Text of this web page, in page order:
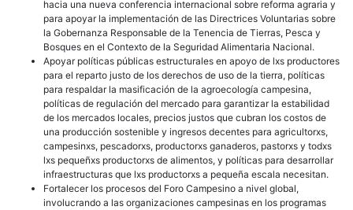
hacia una nueva conferencia internacional sobre reforma agraria y
para apoyar la implementación de las Directrices Voluntarias sobre
la Gobernanza Responsable de la Tenencia de Tierras, Pesca y
Bosques en el Contexto de la Seguridad Alimentaria Nacional.
Apoyar políticas públicas estructurales en apoyo de lxs productores
para el reparto justo de los derechos de uso de la tierra, políticas
para respaldar la masificación de la agroecología campesina,
políticas de regulación del mercado para garantizar la estabilidad
de los mercados locales, precios justos que cubran los costos de
una producción sostenible y ingresos decentes para agricultorxs,
campesinxs, pescadorxs, productorxs ganaderos, pastorxs y todxs
lxs pequeñxs productorxs de alimentos, y políticas para desarrollar
infraestructuras que lxs productorxs a pequeña escala necesitan.
Fortalecer los procesos del Foro Campesino a nivel global,
involucrando a las organizaciones campesinas en los programas